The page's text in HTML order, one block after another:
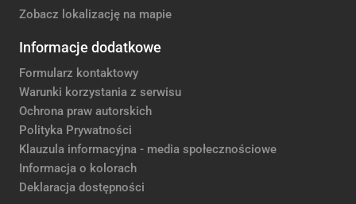
Zobacz lokalizację na mapie
Informacje dodatkowe
Formularz kontaktowy
Warunki korzystania z serwisu
Ochrona praw autorskich
Polityka Prywatności
Klauzula informacyjna - media społecznościowe
Informacja o kolorach
Deklaracja dostępności